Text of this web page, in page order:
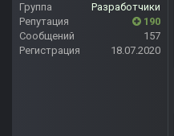
Группа
Разработчики
Репутация
190
Сообщений
157
Регистрация
18.07.2020